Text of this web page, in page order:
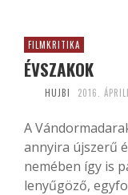
FILMKRITIKA
ÉVSZAKOK
HUJBI 2016.
A
annyira újszerű
nemében így is
lenyűgöző,